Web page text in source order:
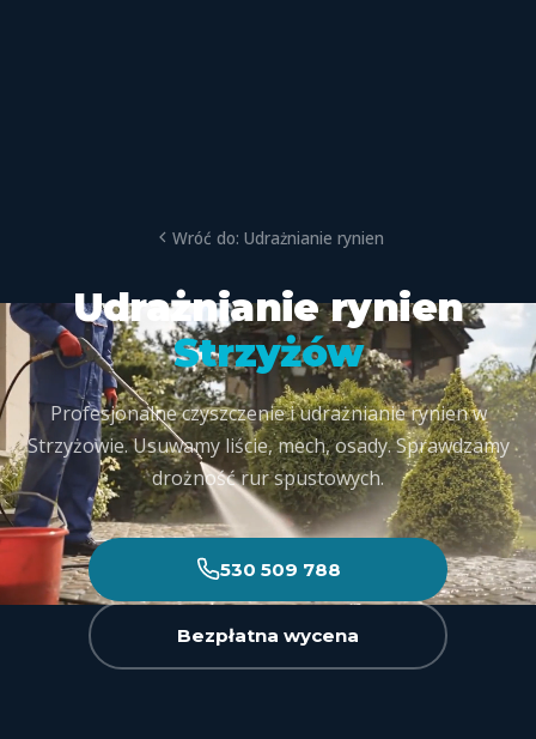
Wróć do: Udrażnianie rynien
Udrażnianie rynien
Strzyżów
Profesjonalne czyszczenie i udrażnianie rynien w
Strzyżowie. Usuwamy liście, mech, osady. Sprawdzamy
drożność rur spustowych.
530 509 788
Bezpłatna wycena